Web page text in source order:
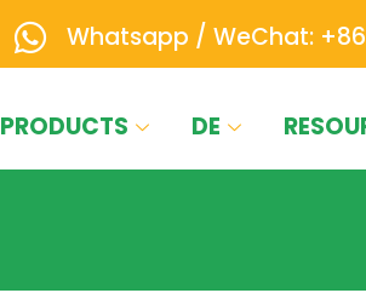
Whatsapp / WeChat: +86
PRODUCTS DE